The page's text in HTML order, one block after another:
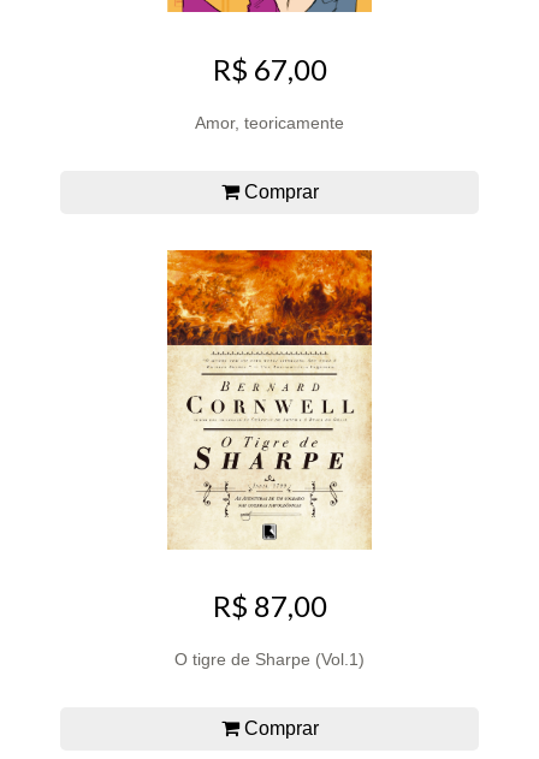
R$ 67,00
Amor, teoricamente
Comprar
R$ 87,00
O tigre de Sharpe (Vol.1)
Comprar